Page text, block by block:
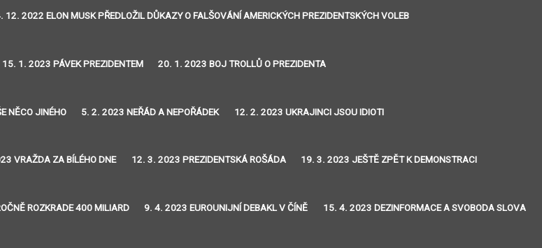
12. 2022 ELON MUSK PŘEDLOŽIL DŮKAZY O FALŠOVÁNÍ AMERICKÝCH PREZIDENTSKÝCH VOLEB
15. 1. 2023 PÁVEK PREZIDENTEM 20. 1. 2023 BOJ TROLLŮ O PREZIDENTA
NĚCO JINÉHO 5. 2. 2023 NEŘÁD A NEPOŘÁDEK 12. 2. 2023 UKRAJINCI JSOU IDIOTI
VRAŽDA ZA BÍLÉHO DNE 12. 3. 2023 PREZIDENTSKÁ ROŠÁDA 19. 3. 2023 JEŠTĚ ZPĚT K DEMONSTRACI
ROZKRADE 400 MILIARD 9. 4. 2023 EUROUNIJNÍ DEBAKL V ČÍNĚ 15. 4. 2023 DEZINFORMACE A SVOBODA SLOVA